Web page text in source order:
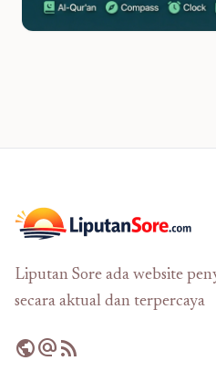
Liputan Sore ada website
secara aktual dan terpercaya
publicalternate_emailrss_feed